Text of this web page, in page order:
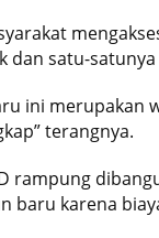
dan satu-
ini
terangnya.
rampung
baru karena